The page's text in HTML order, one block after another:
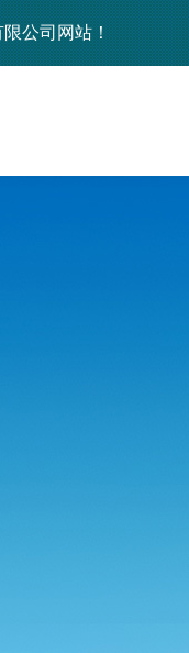
公司网站！